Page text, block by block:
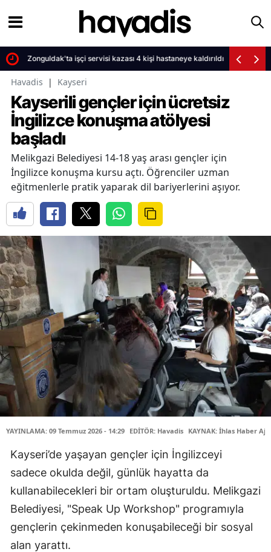
Zonguldak'ta işçi servisi kazası 4 kişi hastaneye kaldırıldı
Havadis | Kayseri
Kayserili gençler için ücretsiz
İngilizce konuşma atölyesi
başladı
Melikgazi Belediyesi 14-18 yaş arası gençler için
İngilizce konuşma kursu açtı. Öğrenciler uzman
eğitmenlerle pratik yaparak dil bariyerlerini aşıyor.
YAYINLAMA: 09 Temmuz 2026 - 14:29 EDİTÖR: Havadis KAYNAK: İhlas Haber
Kayseri’de yaşayan gençler için İngilizceyi
sadece okulda değil, günlük hayatta da
kullanabilecekleri bir ortam oluşturuldu. Melikgazi
Belediyesi, "Speak Up Workshop" programıyla
gençlerin çekinmeden konuşabileceği bir sosyal
alan yarattı.